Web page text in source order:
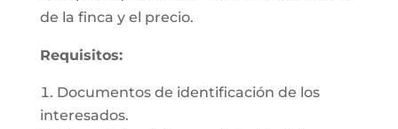
de la finca y el precio.
Requisitos:
Documentos de identificación de los
interesados.